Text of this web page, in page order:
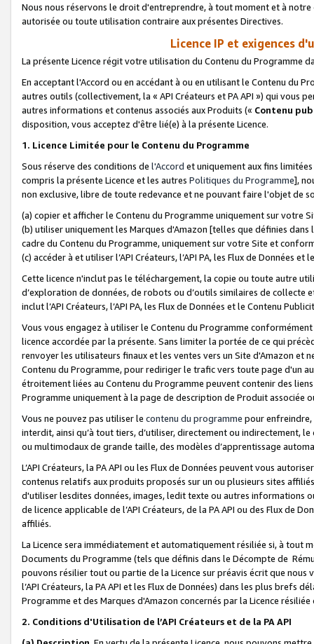
Nous nous réservons le droit d'entreprendre, à tout moment et à
autorisée ou toute utilisation contraire aux présentes Directives.
Licence IP et exigences
La présente Licence régit votre utilisation du Contenu du Programme
En acceptant l'Accord ou en accédant à ou en utilisant le Contenu du
autres outils (collectivement, la « API Créateurs et PA API ») qui vous
autres informations et contenus associés aux Produits (« Contenu
disposition, vous acceptez d'être lié(e) à la présente Licence.
1. Licence Limitée pour le Contenu du Programme
Sous réserve des conditions de l'Accord et uniquement aux fins
compris la présente Licence et les autres Politiques du Programme],
non exclusive, libre de toute redevance et ne pouvant faire l'objet de
(a) copier et afficher le Contenu du Programme uniquement sur votre
(b) utiliser uniquement les Marques d'Amazon [telles que définies dans
cadre du Contenu du Programme, uniquement sur votre Site et
(c) accéder à et utiliser l’API Créateurs, l’API PA, les Flux de Données
Cette licence n'inclut pas le téléchargement, la copie ou toute autre
d’exploration de données, de robots ou d’outils similaires de
inclut l’API Créateurs, l’API PA, les Flux de Données et le Contenu
Vous vous engagez à utiliser le Contenu du Programme
licence accordée par la présente. Sans limiter la portée de ce qui
renvoyer les utilisateurs finaux et les ventes vers un Site d'Amazon et
Contenu du Programme, pour rediriger le trafic vers toute page d'un
étroitement liées au Contenu du Programme peuvent contenir des
Programme uniquement à la page de description de Produit associée
Vous ne pouvez pas utiliser le contenu du programme pour
interdit, ainsi qu’à tout tiers, d’utiliser, directement ou indirectement,
ou multimodaux de grande taille, des modèles d’apprentissage
L’API Créateurs, la PA API ou les Flux de Données peuvent vous
contenus relatifs aux produits proposés sur un ou plusieurs sites
d'utiliser lesdites données, images, ledit texte ou autres informations
de licence applicable de l’API Créateurs, de la PA API ou des Flux de
affiliés.
La Licence sera immédiatement et automatiquement résiliée si, à
Documents du Programme (tels que définis dans le Décompte de
pouvons résilier tout ou partie de la Licence sur préavis écrit que
l’API Créateurs, la PA API et les Flux de Données) dans les plus
Programme et des Marques d'Amazon concernés par la Licence
2. Conditions d'Utilisation de l’API Créateurs et de la PA API